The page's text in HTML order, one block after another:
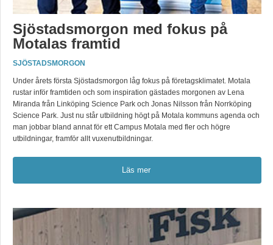
Sjöstadsmorgon med fokus på
Motalas framtid
SJÖSTADSMORGON
Under årets första Sjöstadsmorgon låg fokus på företagsklimatet. Motala
rustar inför framtiden och som inspiration gästades morgonen av Lena
Miranda från Linköping Science Park och Jonas Nilsson från Norrköping
Science Park. Just nu står utbildning högt på Motala kommuns agenda och
man jobbar bland annat för ett Campus Motala med fler och högre
utbildningar, framför allt vuxenutbildningar.
Läs mer